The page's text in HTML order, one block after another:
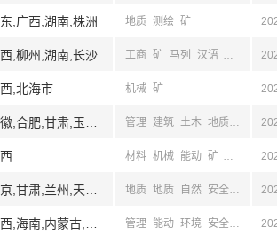
,广西,湖南,株洲 地质 测绘 矿
,柳州,湖南,长沙 工商 矿 马列 汉语 新闻 公共
,北海市 机械 矿
管理 建筑 土木 地质 矿 测绘
材料 机械 能动 矿 汉语 工商
地质 地质 自然 安全 水利 地
管理 能动 环境 安全 工商 机